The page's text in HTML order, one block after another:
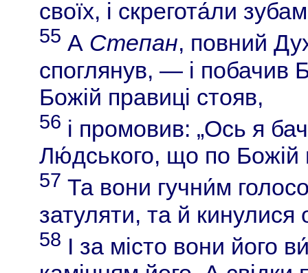
своїх, і скрегота́ли
55 А Степан, повний
споглянув, — і побачив
Божій правиці стояв,
56 і промовив: „Ось я
Лю́дського, що по Божій
57 Та вони гучни́м
затуляти, та й
58 І за місто вони його